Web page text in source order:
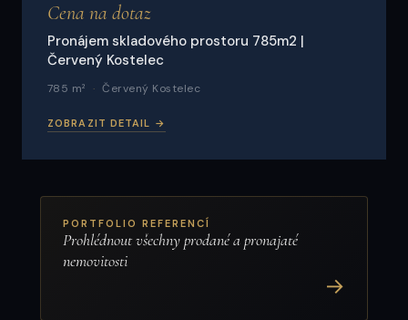
Cena na dotaz
Pronájem skladového prostoru 785m2 |
Červený Kostelec
785 m² Červený Kostelec
ZOBRAZIT DETAIL →
PORTFOLIO REFERENCÍ
Prohlédnout všechny prodané a pronajaté
nemovitosti
→